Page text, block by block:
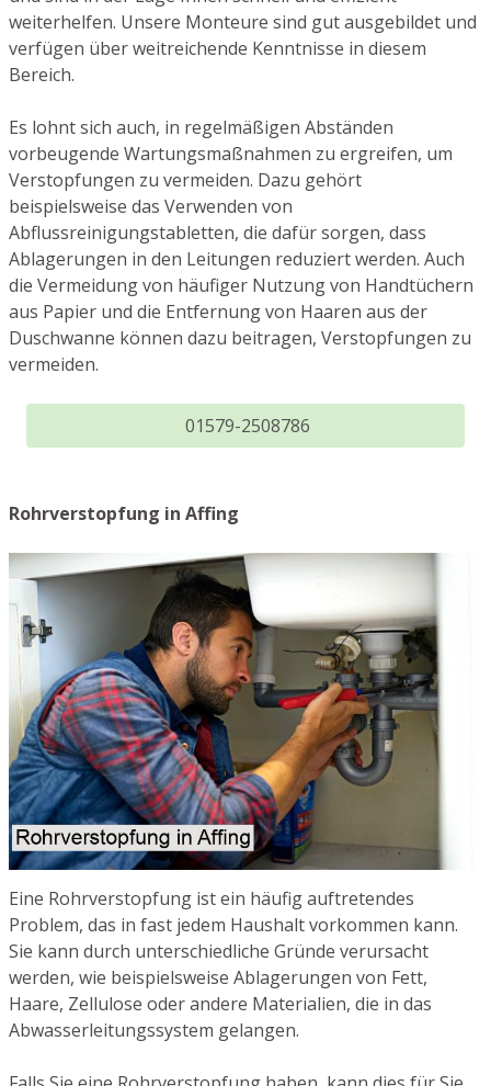
weiterhelfen. Unsere Monteure sind gut ausgebildet und
verfügen über weitreichende Kenntnisse in diesem
Bereich.
Es lohnt sich auch, in regelmäßigen Abständen
vorbeugende Wartungsmaßnahmen zu ergreifen, um
Verstopfungen zu vermeiden. Dazu gehört
beispielsweise das Verwenden von
Abflussreinigungstabletten, die dafür sorgen, dass
Ablagerungen in den Leitungen reduziert werden. Auch
die Vermeidung von häufiger Nutzung von Handtüchern
aus Papier und die Entfernung von Haaren aus der
Duschwanne können dazu beitragen, Verstopfungen zu
vermeiden.
01579-2508786
Rohrverstopfung in Affing
Eine Rohrverstopfung ist ein häufig auftretendes
Problem, das in fast jedem Haushalt vorkommen kann.
Sie kann durch unterschiedliche Gründe verursacht
werden, wie beispielsweise Ablagerungen von Fett,
Haare, Zellulose oder andere Materialien, die in das
Abwasserleitungssystem gelangen.